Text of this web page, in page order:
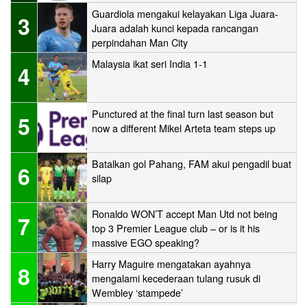
3
Guardiola mengakui kelayakan Liga Juara-
Juara adalah kunci kepada rancangan
perpindahan Man City
4 Malaysia ikat seri India 1-1
5
Punctured at the final turn last season but
now a different Mikel Arteta team steps up
6
Batalkan gol Pahang, FAM akui pengadil buat
silap
7
Ronaldo WON’T accept Man Utd not being
top 3 Premier League club – or is it his
massive EGO speaking?
8
Harry Maguire mengatakan ayahnya
mengalami kecederaan tulang rusuk di
Wembley ‘stampede’